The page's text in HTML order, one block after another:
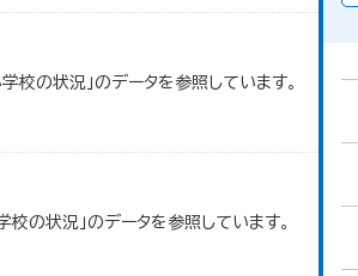
の状況」のデータを参照しています。
の状況」のデータを参照しています。